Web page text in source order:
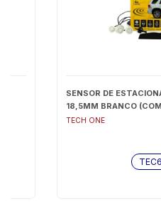
SENSOR DE
18,5MM BRANCO
TECH ONE